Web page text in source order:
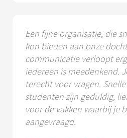
Een fijne organisatie, die
kon bieden aan onze
communicatie verloopt
iedereen is meedenkend.
terecht voor vragen.
studenten zijn geduldig,
voor de vakken waarbij je
aangevraagd.